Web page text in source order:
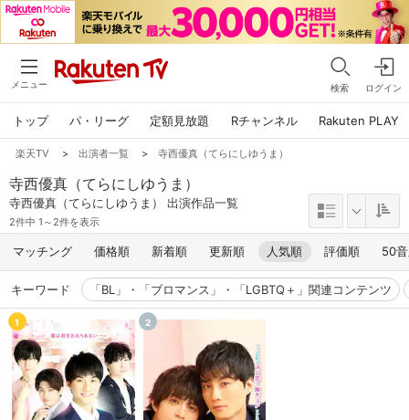
メニュー 検索 ログイン
トップ パ・リーグ 定額見放題 Rチャンネル Rakuten PLAY
楽天TV > 出演者一覧 > 寺西優真（てらにしゆうま）
寺西優真（てらにしゆうま）
寺西優真（てらにしゆうま） 出演作品一覧
2件中 1～2件を表示
マッチング 価格順 新着順 更新順 人気順 評価順 50
キーワード 「BL」・「ブロマンス」・「LGBTQ＋」関連コンテンツ
1 2